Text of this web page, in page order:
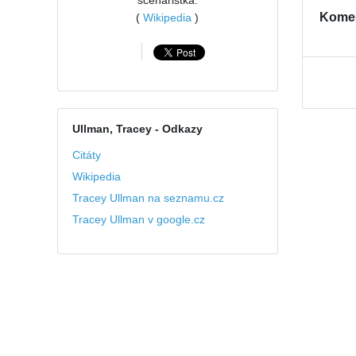
(Wikipedia )
Ullman, Tracey- Odkazy
Citáty
Wikipedia
Tracey Ullman na seznamu.cz
Tracey Ullman v google.cz